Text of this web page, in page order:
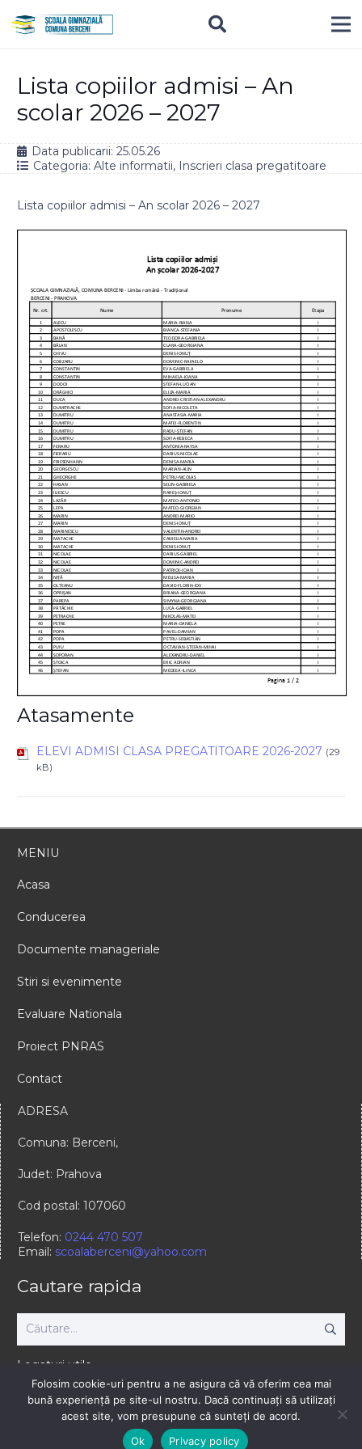
Lista copiilor admisi – An
scolar 2026 – 2027
Data publicarii: 25.05.26
Categoria: Alte informatii, Inscrieri clasa pregatitoare
Lista copiilor admisi – An scolar 2026 – 2027
Atasamente
ELEVI ADMISI CLASA PREGATITOARE 2026-2027 (29
kB)
MENIU
Acasa
Conducerea
Documente manageriale
Stiri si evenimente
Evaluare Nationala
Proiect PNRAS
Contact
ADRESA
Comuna: Berceni,
Judet: Prahova
Cod postal: 107060
Telefon: 0244 470 507
Email: scoalaberceni@yahoo.com
Cautare rapida
după:
Legaturi utile
www.scoalaprahovei.ro
www.isj.ph.edu.ro
www.edu.ro
Folosim cookie-uri pentru a ne asigura că vă oferim cea mai
bună experiență pe site-ul nostru. Dacă continuați să utilizați
acest site, vom presupune că sunteți de acord.
Ok
Privacy policy